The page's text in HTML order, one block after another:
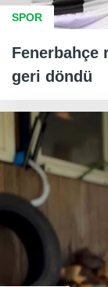
SPOR
Fenerbahçe
geri döndü